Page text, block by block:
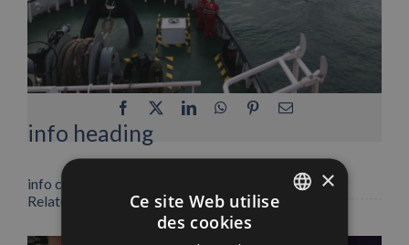
info heading
info content
Facebook LinkedInWhatsApp
PinterestEmail
Related Posts
×
Ce site Web utilise
des cookies